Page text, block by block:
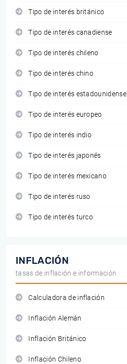
Tipo de interés británico
Tipo de interés canadiense
Tipo de interés chileno
Tipo de interés chino
Tipo de interés estadounidense
Tipo de interés europeo
Tipo de interés indio
Tipo de interés japonés
Tipo de interés mexicano
Tipo de interés ruso
Tipo de interés turco
INFLACIÓN
tasas de inflación e información
Calculadora de inflación
Inflación Alemán
Inflación Británico
Inflación Chileno